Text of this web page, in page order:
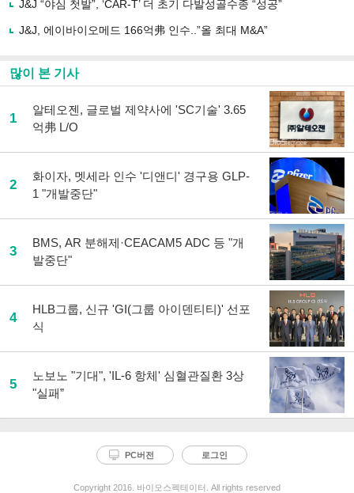
기
J&J “야심 첫발”, ‘CAR-T’ 더 초기 다발성골수종 “성공”
J&J, 에이바이오메드 166억弗 인수..”올 최대 M&A”
많이 본 기사
1
알테오젠, 글로벌 제약사에 'SC기술' 3.65
억弗 L/O
2
화이자, 멧세라 인수 '디앤디' 경구용 GLP-
1 "개발중단"
3
BMS, AR 분해제·CEACAM5 ADC 등 "개
발중단"
4
HLB그룹, 신규 'GI(그룹 아이덴티티)' 선포
식
5
노보노 "기대", 'IL-6 항체' 심혈관질환 3상
"실패”
PC버전 로그인
Copyright 2016. 바이오스펙테이터. All rights reserved